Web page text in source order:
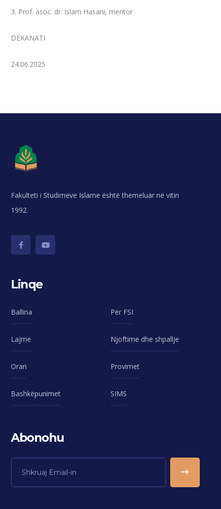
3. Prof. asoc. dr. Islam Hasani, mentor
DEKANATI
24.06.2025
Fakulteti i Studimeve Islame është themeluar në vitin
1992.
Linqe
Ballina Për FSI
Lajme Njoftime dhe shpallje
Orari Provimet
Bashkëpunimet SIMS
Abonohu